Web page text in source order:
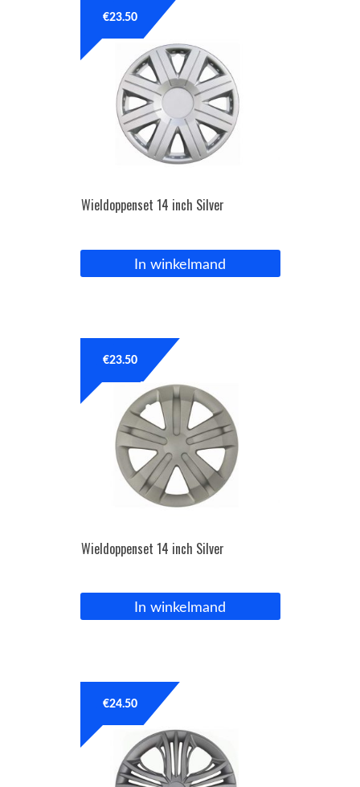
Wieldoppenset 14 inch Silver
€23.50
In winkelmand
Wieldoppenset 14 inch Silver
€23.50
In winkelmand
€24.50